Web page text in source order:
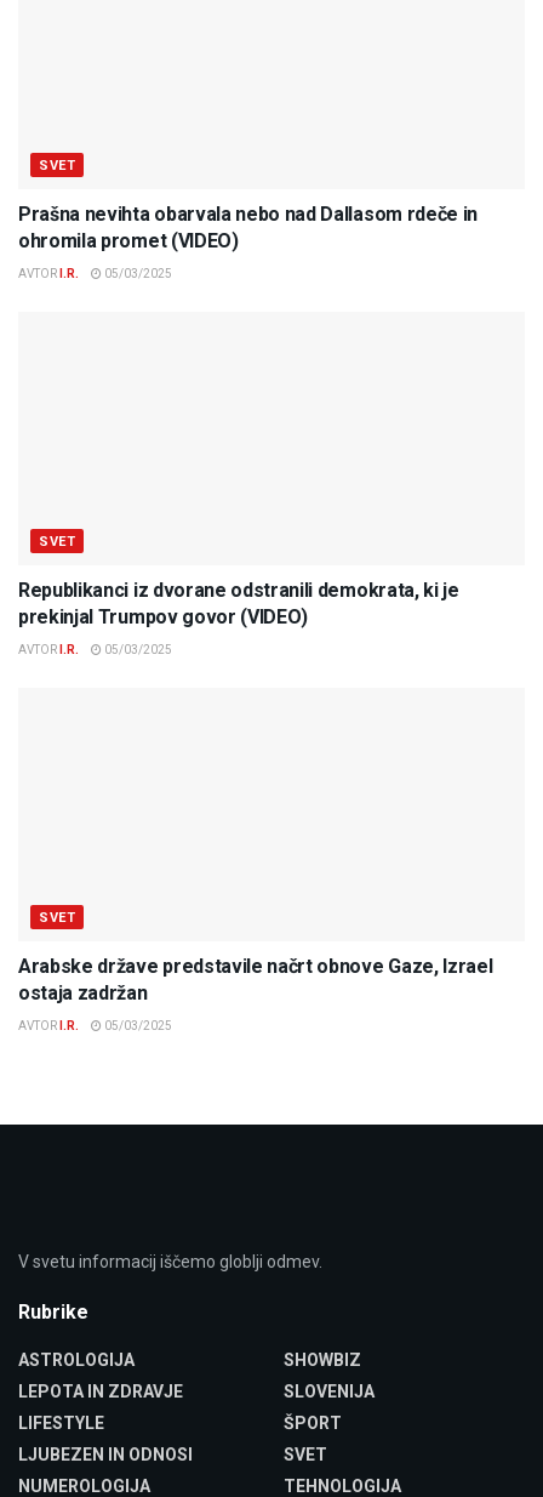
SVET
Prašna nevihta obarvala nebo nad Dallasom rdeče in
ohromila promet (VIDEO)
AVTOR I.R. 05/03/2025
SVET
Republikanci iz dvorane odstranili demokrata, ki je
prekinjal Trumpov govor (VIDEO)
AVTOR I.R. 05/03/2025
SVET
Arabske države predstavile načrt obnove Gaze, Izrael
ostaja zadržan
AVTOR I.R. 05/03/2025
V svetu informacij iščemo globlji odmev.
Rubrike
ASTROLOGIJA
LEPOTA IN ZDRAVJE
LIFESTYLE
LJUBEZEN IN ODNOSI
NUMEROLOGIJA
SHOWBIZ
SLOVENIJA
ŠPORT
SVET
TEHNOLOGIJA